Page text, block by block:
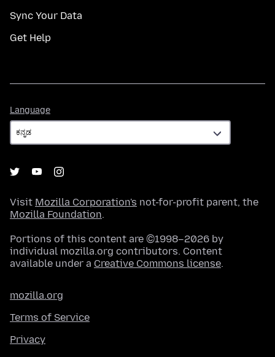
Sync Your Data
Get Help
Language
Visit Mozilla Corporation's not-for-profit parent, the
Mozilla Foundation.
Portions of this content are ©1998–2026 by
individual mozilla.org contributors. Content
available under a Creative Commons license.
mozilla.org
Terms of Service
Privacy